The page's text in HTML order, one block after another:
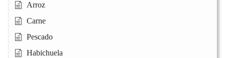
Arroz
Carne
Pescado
Habichuela